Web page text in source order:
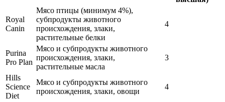
Royal
Canin
Мясо птицы (минимум 4%),
субпродукты животного
происхождения, злаки,
растительные белки
4
Purina
Pro Plan
Мясо и субпродукты животного
происхождения, злаки,
растительные масла
3
Hills
Science
Diet
Мясо и субпродукты животного
происхождения, злаки, овощи
4